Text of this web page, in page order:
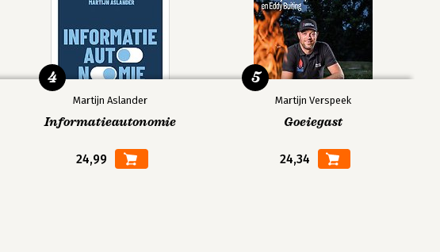
Martijn Aslander
Informatieautonomie
24,99
4
Martijn Verspeek
Goeiegast
24,34
5